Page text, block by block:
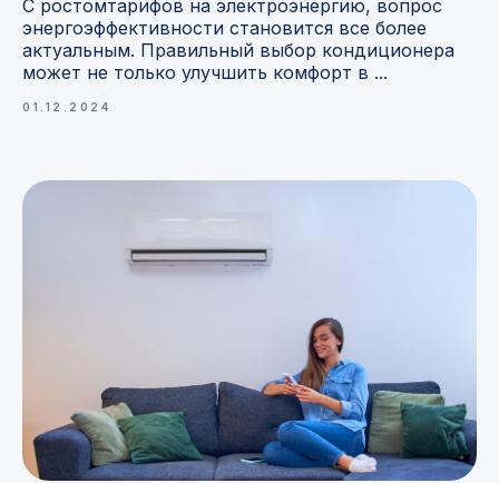
С ростомтарифов на электроэнергию, вопрос
энергоэффективности становится все более
актуальным. Правильный выбор кондиционера
может не только улучшить комфорт в ...
01.12.2024